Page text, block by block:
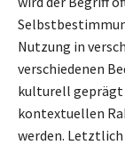
Nutzung in
verschiedenen
kulturell geprägt
kontextuellen
werden. Letztlich